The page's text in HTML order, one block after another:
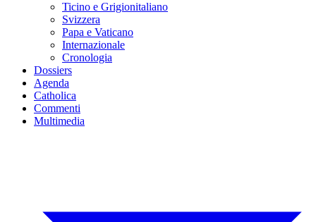
Ticino e Grigionitaliano
Svizzera
Papa e Vaticano
Internazionale
Cronologia
Dossiers
Agenda
Catholica
Commenti
Multimedia